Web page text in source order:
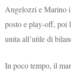
Angelozzi e Marino
posto e play-off, poi
unita all’utile di
In poco tempo, il